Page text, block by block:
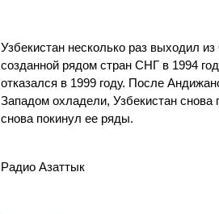
Узбекистан несколько раз выходил
созданной рядом стран СНГ в 1994
отказался в 1999 году. После
Западом охладели, Узбекистан снова
снова покинул ее ряды.
Радио Азаттык